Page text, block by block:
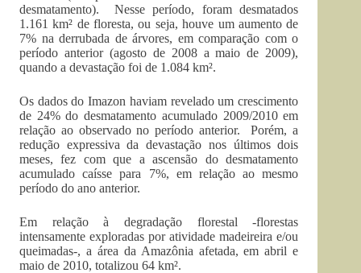
desmatamento). Nesse período, foram desmatados
1.161 km² de floresta, ou seja, houve um aumento de
7% na derrubada de árvores, em comparação com o
período anterior (agosto de 2008 a maio de 2009),
quando a devastação foi de 1.084 km².
Os dados do Imazon haviam revelado um crescimento
de 24% do desmatamento acumulado 2009/2010 em
relação ao observado no período anterior. Porém, a
redução expressiva da devastação nos últimos dois
meses, fez com que a ascensão do desmatamento
acumulado caísse para 7%, em relação ao mesmo
período do ano anterior.
Em relação à degradação florestal -florestas
intensamente exploradas por atividade madeireira e/ou
queimadas-, a área da Amazônia afetada, em abril e
maio de 2010, totalizou 64 km².